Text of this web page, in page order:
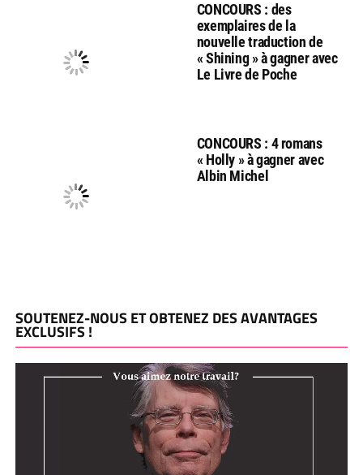
CONCOURS : des
exemplaires de la
nouvelle traduction de
« Shining » à gagner avec
Le Livre de Poche
CONCOURS : 4 romans
« Holly » à gagner avec
Albin Michel
SOUTENEZ-NOUS ET OBTENEZ DES AVANTAGES
EXCLUSIFS !